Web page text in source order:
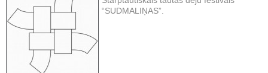
“SUDMALIŅAS”.